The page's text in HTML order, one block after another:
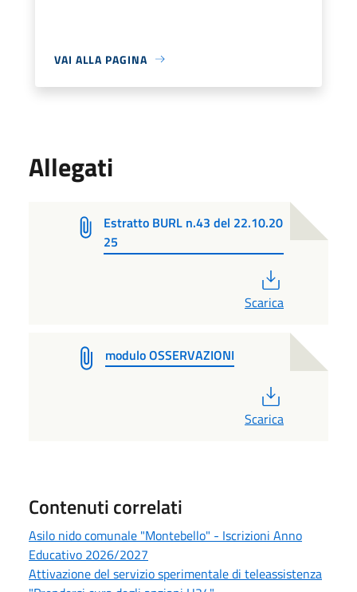
VAI ALLA PAGINA
Allegati
Estratto BURL n.43 del 22.10.20
25
Scarica
modulo OSSERVAZIONI
Scarica
Contenuti correlati
Asilo nido comunale "Montebello" - Iscrizioni Anno
Educativo 2026/2027
Attivazione del servizio sperimentale di teleassistenza